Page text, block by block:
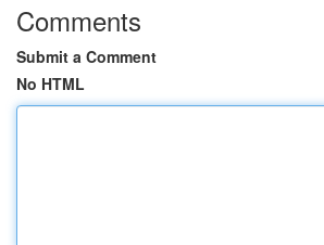
Comments
Submit a Comment
No HTML